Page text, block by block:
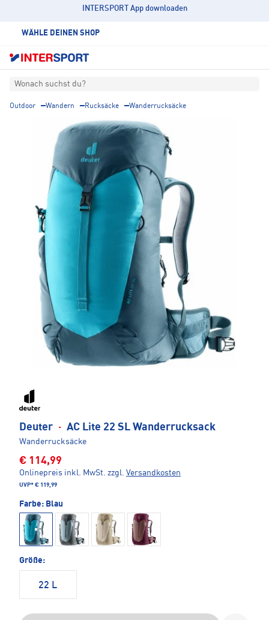
INTERSPORT App downloaden
WÄHLE DEINEN SHOP
Wonach suchst du?
Outdoor Wandern Rucksäcke Wanderrucksäcke
Deuter · AC Lite 22 SL Wanderrucksack
Wanderrucksäcke
€ 114,99
Onlinepreis inkl. MwSt. zzgl. Versandkosten
UVP* € 119,99
Farbe: Blau
Größe:
22 L